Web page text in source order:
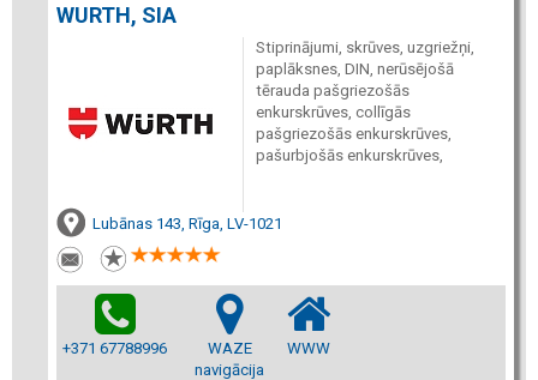
WURTH, SIA
Stiprinājumi, skrūves, uzgriežņi,
paplāksnes, DIN, nerūsējošā
tērauda pašgriezošās
enkurskrūves, collīgās
pašgriezošās enkurskrūves,
pašurbjošās enkurskrūves,
Lubānas 143, Rīga, LV-1021
+371 67788996
WAZE
navigācija
WWW